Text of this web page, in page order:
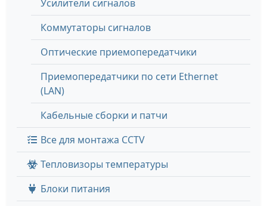
Усилители сигналов
Коммутаторы сигналов
Оптические приемопередатчики
Приемопередатчики по сети Ethernet
(LAN)
Кабельные сборки и патчи
Все для монтажа CCTV
Тепловизоры температуры
Блоки питания